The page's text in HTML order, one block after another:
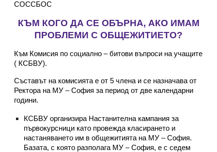
СОССБОС
КЪМ КОГО ДА СЕ ОБЪРНА, АКО ИМАМ
ПРОБЛЕМИ С ОБЩЕЖИТИЕТО?
Към Комисия по социално – битови въпроси на учащите
( КСБВУ).
Съставът на комисията е от 5 члена и се назначава от
Ректора на МУ – София за период от две календарни
години.
КСБВУ организира Настанителна кампания за
първокурсници като провежда класирането и
настаняването им в общежитията на МУ – София.
Базата, с която разполага МУ – София, е с седем